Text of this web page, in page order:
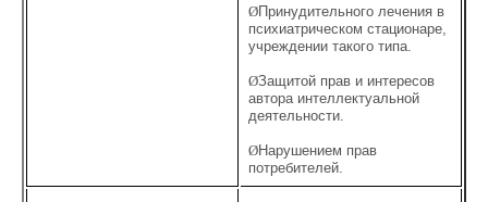
ØПринудительного лечения в
психиатрическом стационаре,
учреждении такого типа.
ØЗащитой прав и интересов
автора интеллектуальной
деятельности.
ØНарушением прав
потребителей.